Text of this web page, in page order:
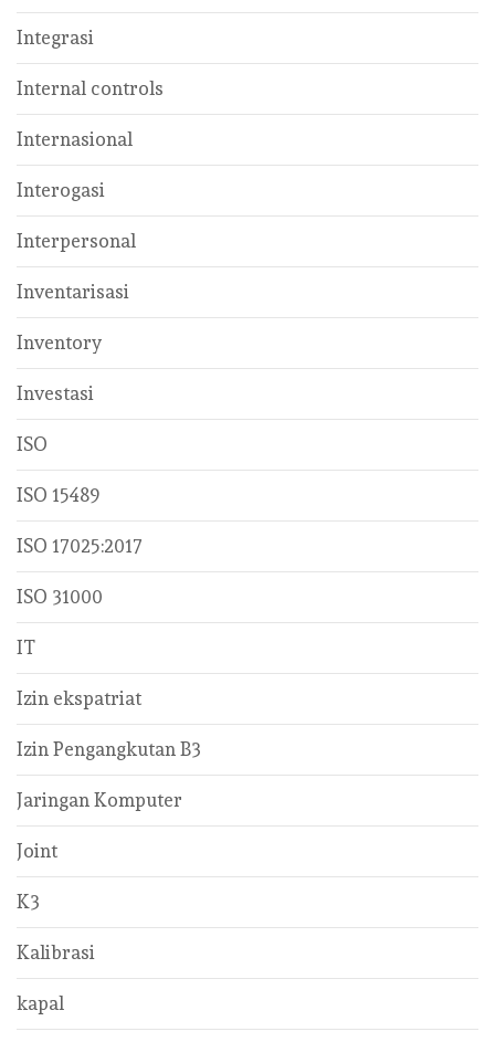
Integrasi
Internal controls
Internasional
Interogasi
Interpersonal
Inventarisasi
Inventory
Investasi
ISO
ISO 15489
ISO 17025:2017
ISO 31000
IT
Izin ekspatriat
Izin Pengangkutan B3
Jaringan Komputer
Joint
K3
Kalibrasi
kapal